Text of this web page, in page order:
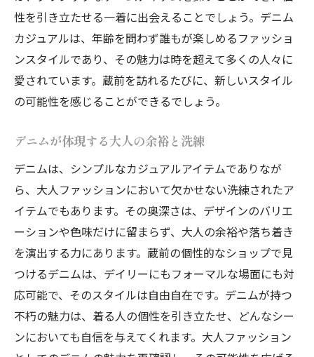
性を引き立たせる一着に出会えることでしょう。デニム
カジュアルは、年齢を問わず誰もが楽しめるファッショ
ンスタイルであり、その魅力は時を超えて多くの人々に
愛されています。蔵前を訪れるたびに、新しいスタイル
の可能性を感じることができるでしょう。
デニムが体現する大人の余裕と洗練
デニムは、シンプルなカジュアルアイテムでありなが
ら、大人ファッションにおいて欠かせない洗練されたア
イテムでもあります。その奥深さは、デザインのバリエ
ーションや色味だけに留まらず、大人の余裕や落ち着き
を演出する力にあります。蔵前の個性的なショップで見
つけるデニムは、デイリーにもフォーマルな場面にも対
応可能で、そのスタイルは自由自在です。デニムが持つ
不朽の魅力は、着る人の個性を引き立たせ、どんなシー
ンにおいても自信を与えてくれます。大人ファッション